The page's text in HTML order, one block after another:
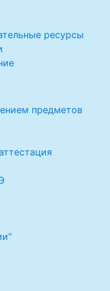
ресурсы
предметов